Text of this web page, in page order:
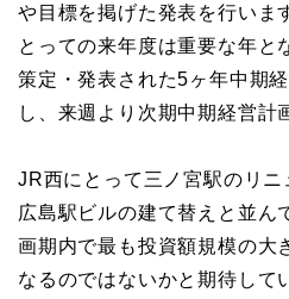
や目標を掲げた発表を行いま
とっての来年度は重要な年と
策定・発表された5ヶ年中期
し、来週より次期中期経営計
JR西にとって三ノ宮駅のリ
広島駅ビルの建て替えと並ん
画期内で最も投資額規模の大
なるのではないかと期待して